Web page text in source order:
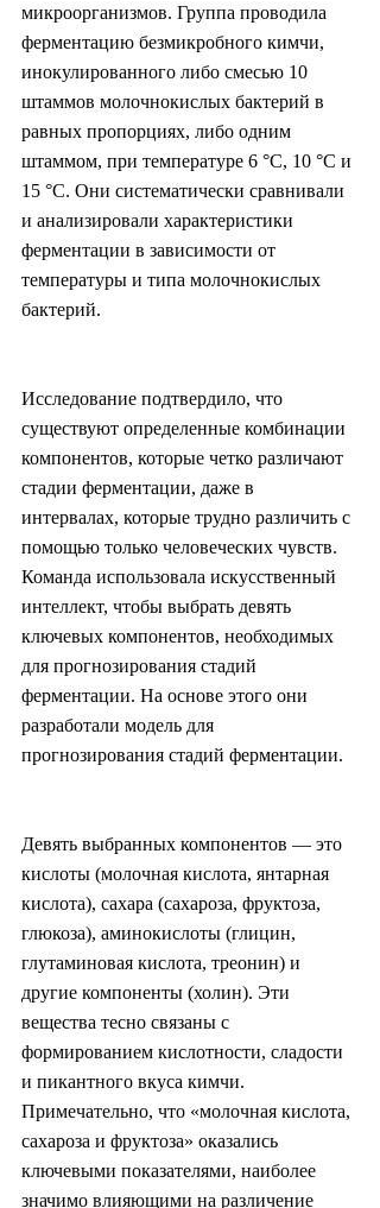
микроорганизмов. Группа проводила
ферментацию безмикробного кимчи,
инокулированного либо смесью 10
штаммов молочнокислых бактерий в
равных пропорциях, либо одним
штаммом, при температуре 6 °C, 10 °C и
15 °C. Они систематически сравнивали
и анализировали характеристики
ферментации в зависимости от
температуры и типа молочнокислых
бактерий.
Исследование подтвердило, что
существуют определенные комбинации
компонентов, которые четко различают
стадии ферментации, даже в
интервалах, которые трудно различить с
помощью только человеческих чувств.
Команда использовала искусственный
интеллект, чтобы выбрать девять
ключевых компонентов, необходимых
для прогнозирования стадий
ферментации. На основе этого они
разработали модель для
прогнозирования стадий ферментации.
Девять выбранных компонентов — это
кислоты (молочная кислота, янтарная
кислота), сахара (сахароза, фруктоза,
глюкоза), аминокислоты (глицин,
глутаминовая кислота, треонин) и
другие компоненты (холин). Эти
вещества тесно связаны с
формированием кислотности, сладости
и пикантного вкуса кимчи.
Примечательно, что «молочная кислота,
сахароза и фруктоза» оказались
ключевыми показателями, наиболее
значимо влияющими на различение